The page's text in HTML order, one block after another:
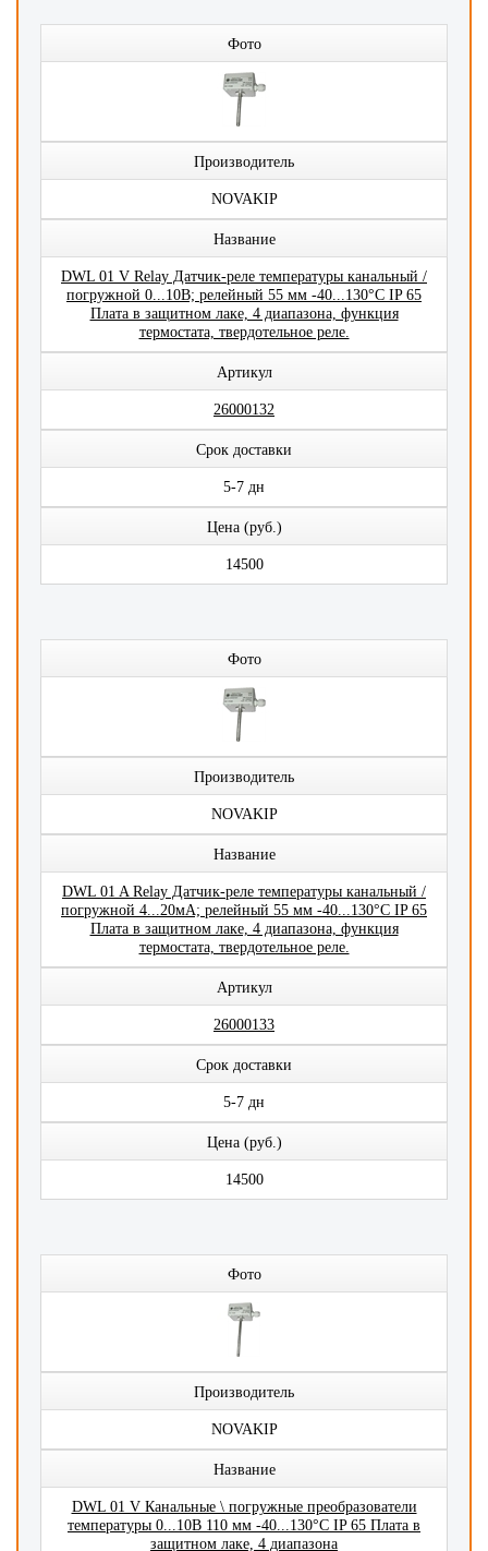
Фото
Производитель
NOVAKIP
Название
DWL 01 V Relay Датчик-реле температуры канальный /
погружной 0...10В; релейный 55 мм -40...130°C IP 65
Плата в защитном лаке, 4 диапазона, функция
термостата, твердотельное реле.
Артикул
26000132
Срок доставки
5-7 дн
Цена (руб.)
14500
Фото
Производитель
NOVAKIP
Название
DWL 01 A Relay Датчик-реле температуры канальный /
погружной 4...20мА; релейный 55 мм -40...130°C IP 65
Плата в защитном лаке, 4 диапазона, функция
термостата, твердотельное реле.
Артикул
26000133
Срок доставки
5-7 дн
Цена (руб.)
14500
Фото
Производитель
NOVAKIP
Название
DWL 01 V Канальные \ погружные преобразователи
температуры 0...10В 110 мм -40...130°C IP 65 Плата в
защитном лаке, 4 диапазона